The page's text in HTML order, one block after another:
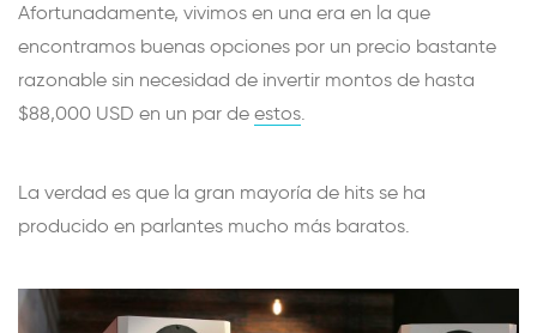
Afortunadamente, vivimos en una era en la que
encontramos buenas opciones por un precio bastante
razonable sin necesidad de invertir montos de hasta
$88,000 USD en un par de estos.
La verdad es que la gran mayoría de hits se ha
producido en parlantes mucho más baratos.